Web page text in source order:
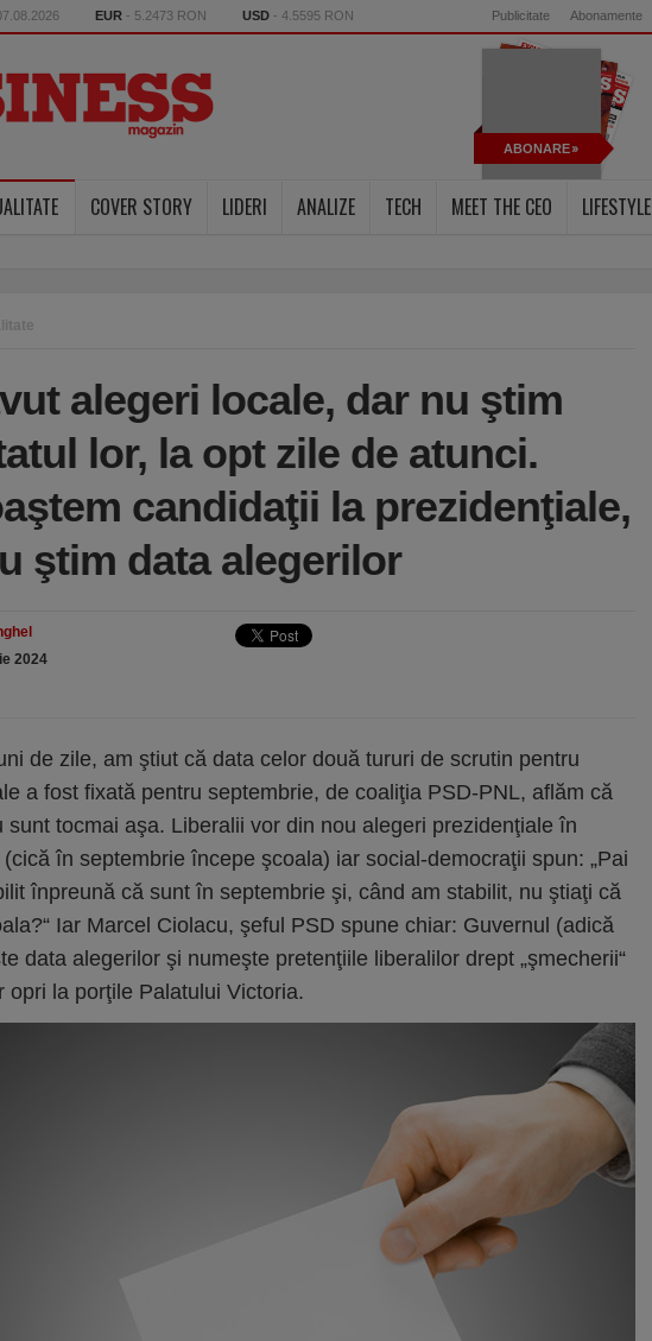
EUR - 5.2473 RON USD - 4.5595 RON Publicitate Abonamente
ABONARE
COVER STORY LIDERI ANALIZE TECH MEET THE CEO LIFESTYLE
alegeri locale, dar nu ştim
lor, la opt zile de atunci.
candidaţii la prezidenţiale,
ştim data alegerilor
2024
de zile, am ştiut că data celor două tururi de scrutin pentru
a fost fixată pentru septembrie, de coaliţia PSD-PNL, aflăm că
sunt tocmai aşa. Liberalii vor din nou alegeri prezidenţiale în
în septembrie începe şcoala) iar social-democraţii spun: „Pai
înpreună că sunt în septembrie şi, când am stabilit, nu ştiaţi că
Iar Marcel Ciolacu, şeful PSD spune chiar: Guvernul (adică
data alegerilor şi numeşte pretenţiile liberalilor drept „şmecherii“
opri la porţile Palatului Victoria.